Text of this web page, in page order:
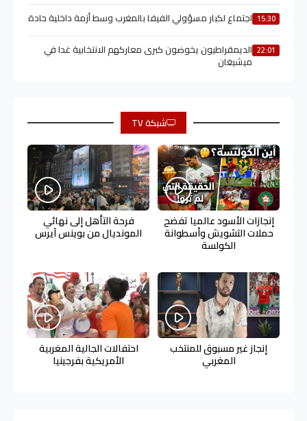
15:30 اجتماع لكبار مسؤولي الفيفا بالمغرب وسط أزمة داخلية حادة
22:01 الديمقراطيون يخوضون كبرى معاركهم الانتخابية غدا في
ميشيغان
شبكة TV
إنجازات الأسود عالميا تفضح
حملات التشويش وأسطوانة
الكولسة
فرحة التأهل إلى نهائي
المونديال من بوينس آيرس
إنجاز غير مسبوق للمنتخب
المغربي
احتفالات الجالية المغربية
الأمريكية بفرجينيا